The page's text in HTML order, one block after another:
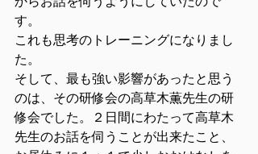
す。
これも思考のトレーニングになりまし
た。
そして、最も強い影響があったと思う
のは、その研修会の高草木薫先生の研
修会でした。２日間にわたって高草木
先生のお話を伺うことが出来たこと、